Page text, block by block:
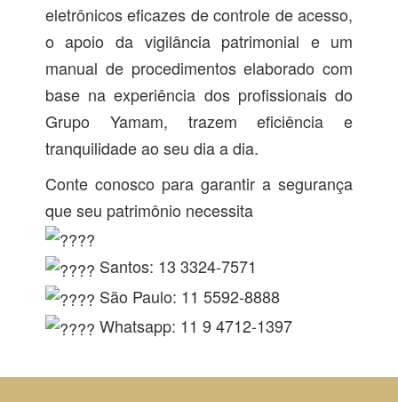
eletrônicos eficazes de controle de acesso,
o apoio da vigilância patrimonial e um
manual de procedimentos elaborado com
base na experiência dos profissionais do
Grupo Yamam, trazem eficiência e
tranquilidade ao seu dia a dia.
Conte conosco para garantir a segurança
que seu patrimônio necessita
Santos: 13 3324-7571
São Paulo: 11 5592-8888
Whatsapp: 11 9 4712-1397